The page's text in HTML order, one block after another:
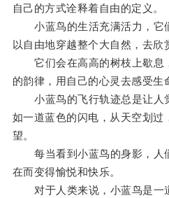
自己的方式诠释着自由的定义。
小蓝鸟的生活充满活力，它
以自由地穿越整个大自然，去欣
它们会在高高的树枝上歇息
的韵律，用自己的心灵去感受生
小蓝鸟的飞行轨迹总是让人
如一道蓝色的闪电，从天空划过
望。
每当看到小蓝鸟的身影，人
在而变得愉悦和快乐。
对于人类来说，小蓝鸟是一